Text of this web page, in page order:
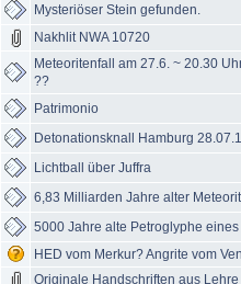
Mysteriöser Stein gefunden.
Nakhlit NWA 10720
Meteoritenfall am 27.6. ~ 20.30
??
Patrimonio
Detonationsknall Hamburg
Lichtball über Juffra
6,83 Milliarden Jahre alter Meteorit
5000 Jahre alte Petroglyphe
HED vom Merkur? Angrite vom
Originale Handschriften aus